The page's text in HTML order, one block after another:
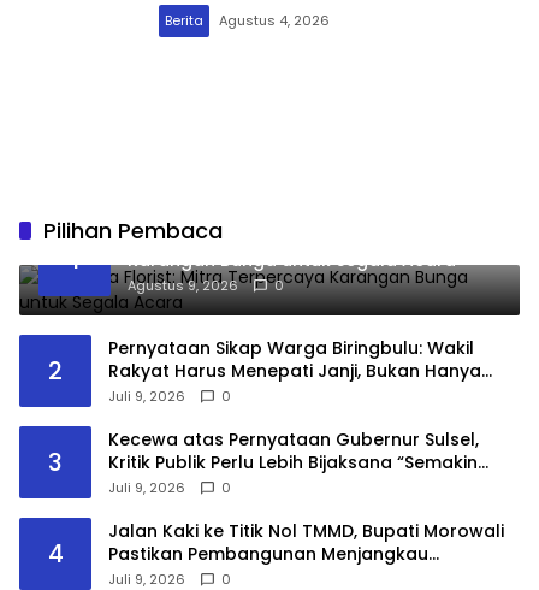
Berita Agustus 4, 2026
Pilihan Pembaca
1
Bloomora Florist: Mitra Terpercaya
Karangan Bunga untuk Segala Acara
Agustus 9, 2026 0
2
Pernyataan Sikap Warga Biringbulu: Wakil
Rakyat Harus Menepati Janji, Bukan Hanya
Datang Saat Membutuhkan Suara
Juli 9, 2026 0
3
Kecewa atas Pernyataan Gubernur Sulsel,
Kritik Publik Perlu Lebih Bijaksana “Semakin
tanam Pisang, semakin saya tidak Kerjai”
Juli 9, 2026 0
4
Jalan Kaki ke Titik Nol TMMD, Bupati Morowali
Pastikan Pembangunan Menjangkau
Kepulauan
Juli 9, 2026 0